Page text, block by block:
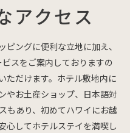
アクセス
ングに便利な立地に加え、
スをご案内しておりますの
ただけます。ホテル敷地内に
やお土産ショップ、日本語対
もあり、初めてハワイにお越
心してホテルステイを満喫し